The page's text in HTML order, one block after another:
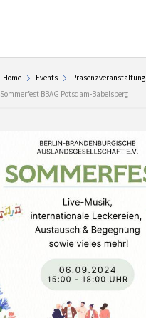
Home Events
Präsenzveranstaltung
Sommerfest BBAG Potsdam-Babelsberg